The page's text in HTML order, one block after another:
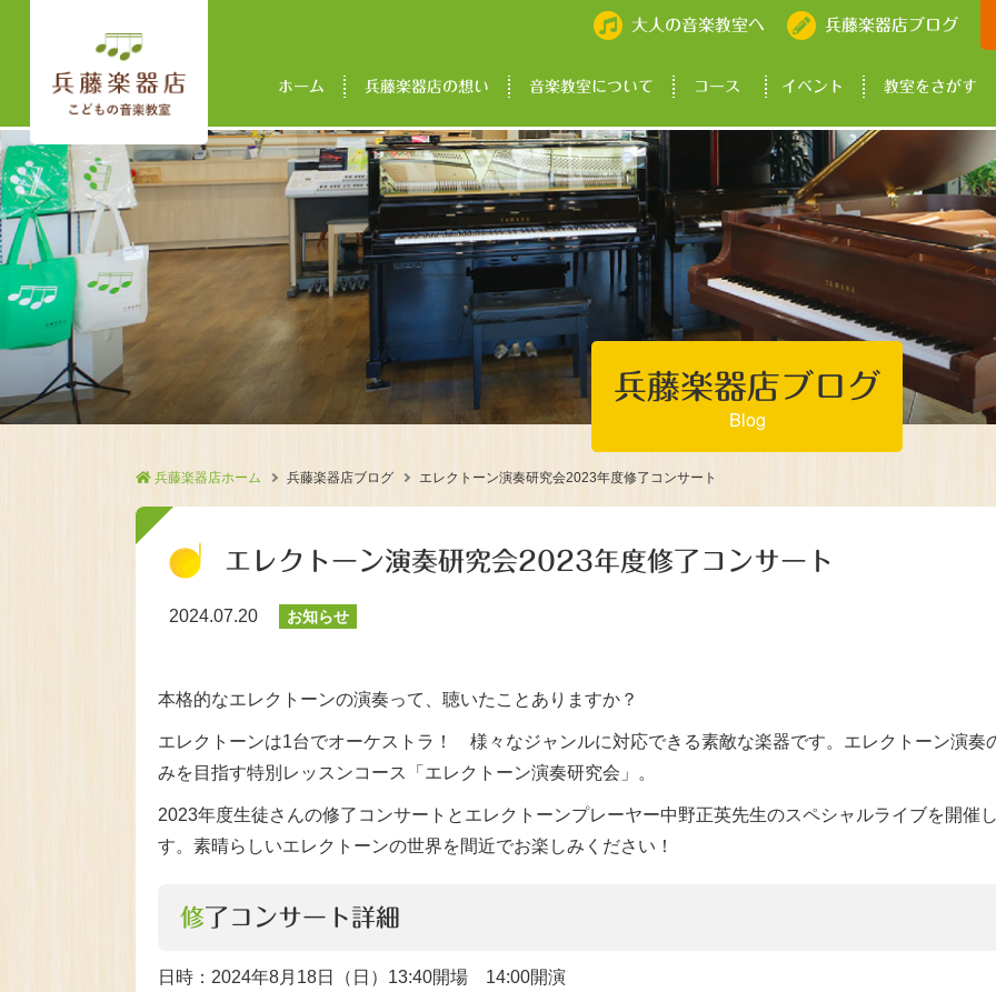
大人の音楽教室へ 兵藤楽器店ブログ
ホーム 兵藤楽器店の想い 音楽教室について コース イベント 教室をさがす
兵藤楽器店ブログ
Blog
兵藤楽器店ホーム 兵藤楽器店ブログ エレクトーン演奏研究会2023年度修了コンサート
エレクトーン演奏研究会2023年度修了コンサート
2024.07.20 お知らせ
本格的なエレクトーンの演奏って、聴いたことありますか？
エレクトーンは1台でオーケストラ！ 様々なジャンルに対応できる素敵な楽器です。エレクトーン演奏
みを目指す特別レッスンコース「エレクトーン演奏研究会」。
2023年度生徒さんの修了コンサートとエレクトーンプレーヤー中野正英先生のスペシャルライブを開催
す。素晴らしいエレクトーンの世界を間近でお楽しみください！
修了コンサート詳細
日時：2024年8月18日（日）13:40開場 14:00開演